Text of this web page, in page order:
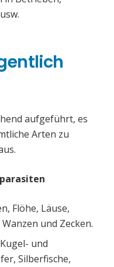
aufgeführt, es
Arten zu
Flöhe, Läuse,
und Zecken.
und
Silberfische,